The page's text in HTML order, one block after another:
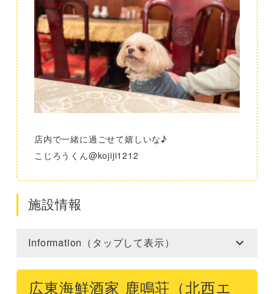
店内で一緒に過ごせて嬉しいな♪
こじろうくん@kojiji1212
施設情報
Information（タップして表示）
広東海鮮酒家 鹿鳴荘（北西エ